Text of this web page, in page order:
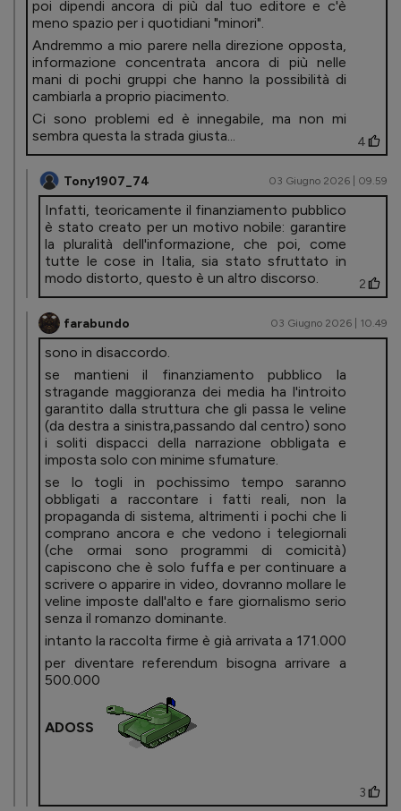
poi dipendi ancora di più dal tuo editore e c'è
meno spazio per i quotidiani "minori".
Andremmo a mio parere nella direzione opposta,
informazione concentrata ancora di più nelle
mani di pochi gruppi che hanno la possibilità di
cambiarla a proprio piacimento.
Ci sono problemi ed è innegabile, ma non mi
sembra questa la strada giusta...
4
Tony1907_74 03 Giugno 2026 | 09.59
Infatti, teoricamente il finanziamento pubblico
è stato creato per un motivo nobile: garantire
la pluralità dell'informazione, che poi, come
tutte le cose in Italia, sia stato sfruttato in
modo distorto, questo è un altro discorso.
2
farabundo 03 Giugno 2026 | 10.49
sono in disaccordo.
se mantieni il finanziamento pubblico la
stragande maggioranza dei media ha l'introito
garantito dalla struttura che gli passa le veline
(da destra a sinistra,passando dal centro) sono
i soliti dispacci della narrazione obbligata e
imposta solo con minime sfumature.
se lo togli in pochissimo tempo saranno
obbligati a raccontare i fatti reali, non la
propaganda di sistema, altrimenti i pochi che li
comprano ancora e che vedono i telegiornali
(che ormai sono programmi di comicità)
capiscono che è solo fuffa e per continuare a
scrivere o apparire in video, dovranno mollare le
veline imposte dall'alto e fare giornalismo serio
senza il romanzo dominante.
intanto la raccolta firme è già arrivata a 171.000
per diventare referendum bisogna arrivare a
500.000
ADOSS
3